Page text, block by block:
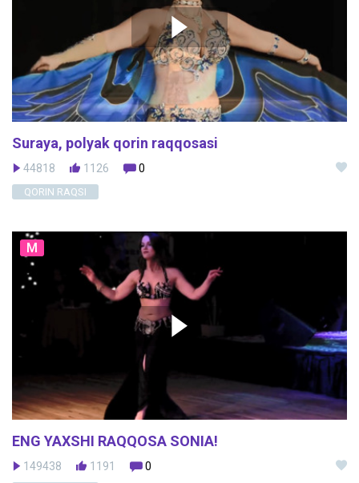
Suraya, polyak qorin raqqosasi
44818 1126 0
QORIN RAQSI
M
ENG YAXSHI RAQQOSA SONIA!
149438 1191 0